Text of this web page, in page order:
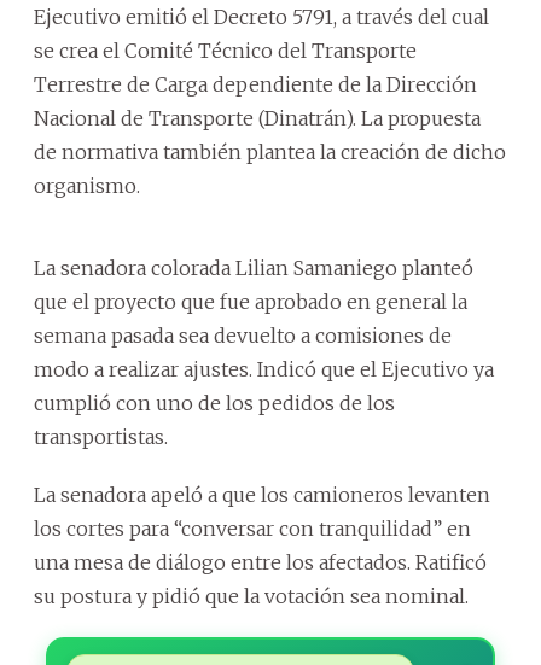
Ejecutivo emitió el Decreto 5791, a través del cual
se crea el Comité Técnico del Transporte
Terrestre de Carga dependiente de la Dirección
Nacional de Transporte (Dinatrán). La propuesta
de normativa también plantea la creación de dicho
organismo.
La senadora colorada Lilian Samaniego planteó
que el proyecto que fue aprobado en general la
semana pasada sea devuelto a comisiones de
modo a realizar ajustes. Indicó que el Ejecutivo ya
cumplió con uno de los pedidos de los
transportistas.
La senadora apeló a que los camioneros levanten
los cortes para “conversar con tranquilidad” en
una mesa de diálogo entre los afectados. Ratificó
su postura y pidió que la votación sea nominal.